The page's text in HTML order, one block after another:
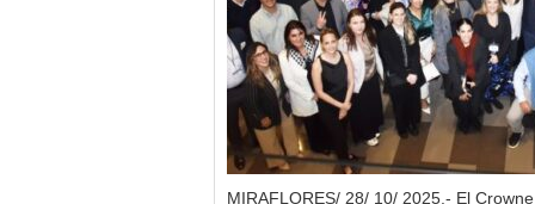
MIRAFLORES/ 28/ 10/ 2025.- El